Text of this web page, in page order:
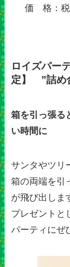
価 格：税
ロイズパー
定】 ”詰め
箱を引っ張る
い時間に
サンタやツリ
箱の両端を引
が飛び出しま
プレゼントと
パーティにぜ